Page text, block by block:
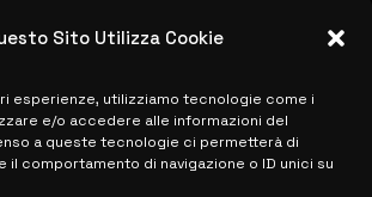
Sito Utilizza Cookie
esperienze, utilizziamo tecnologie come i
e/o accedere alle informazioni del
a queste tecnologie ci permetterà di
il comportamento di navigazione o ID unici su